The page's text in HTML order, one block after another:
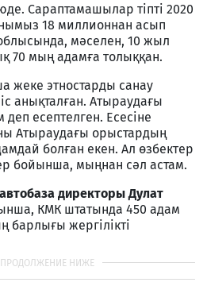
Сараптамашылар тіпті 2020
18 миллионнан асып
мәселен, 10 жыл
70 мың адамға толыққан.
жеке этностарды санау
анықталған. Атыраудағы
есептелген. Есесіне
Атыраудағы орыстардың
болған екен. Ал өзбектер
бойынша, мыңнан сәл астам.
директоры Дулат
КМК штатында 450 адам
барлығы жергілікті